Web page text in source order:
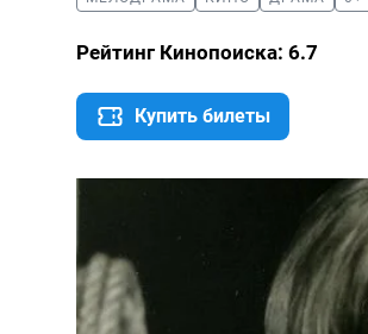
Рейтинг Кинопоиска: 6.7
Купить билеты